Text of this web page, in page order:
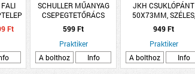
Ft
SCHULLER MŰANYAG
CSEPEGTETŐRÁCS
18X23CM
599 Ft
Praktiker
A bolthoz
Info
JKH CSUKLÓPÁNT
50X73MM, SZÉLES,
HORG. -
949 Ft
Praktiker
A bolthoz
Info